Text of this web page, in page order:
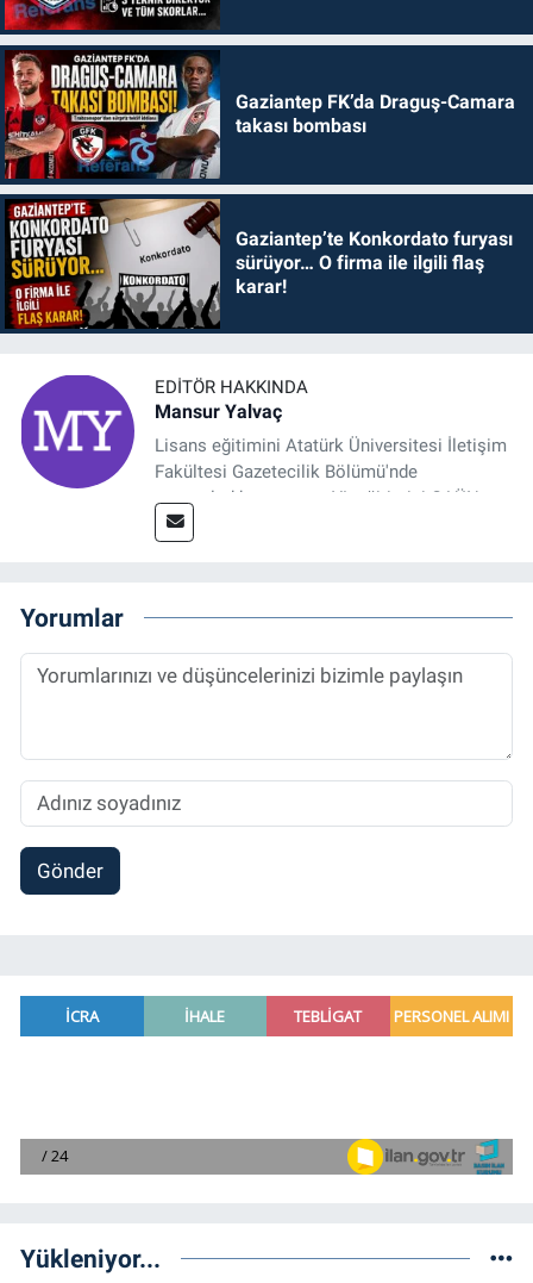
Gaziantep FK’da Draguş-Camara
takası bombası
Gaziantep’te Konkordato furyası
sürüyor… O firma ile ilgili flaş
karar!
EDITÖR HAKKINDA
Mansur Yalvaç
Lisans eğitimini Atatürk Üniversitesi İletişim
Fakültesi Gazetecilik Bölümü'nde
tamamladıktan sonra, YL eğitimini GAÜN
Sosyal Bilimler Enstitüsü'nde İletişim ve T. D.
Spor, Sağlık ve Ekonomi Editörü olarak
sürdürmektedir.
Yorumlar
Gönder
Yükleniyor...